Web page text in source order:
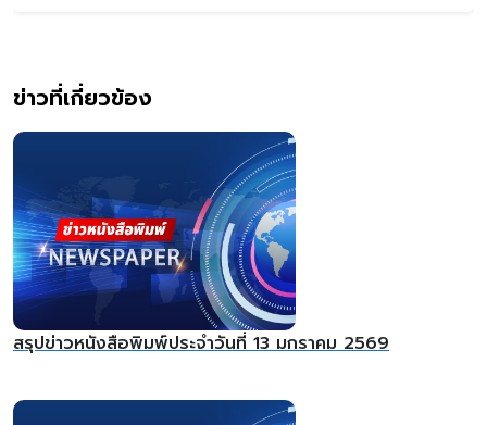
ข่าวที่เกี่ยวข้อง
สรุปข่าวหนังสือพิมพ์ประจำวันที่ 13 มกราคม 2569